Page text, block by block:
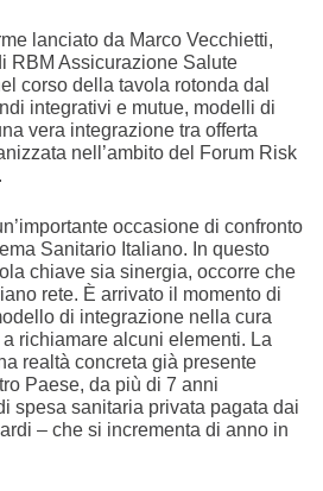
lanciato da Marco Vecchietti,
RBM Assicurazione Salute
corso della tavola rotonda dal
integrativi e mutue, modelli di
vera integrazione tra offerta
nell’ambito del Forum Risk
occasione di confronto
Sanitario Italiano. In questo
chiave sia sinergia, occorre che
rete. È arrivato il momento di
di integrazione nella cura
richiamare alcuni elementi. La
realtà concreta già presente
Paese, da più di 7 anni
spesa sanitaria privata pagata dai
– che si incrementa di anno in